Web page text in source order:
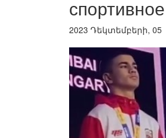
2023 Դեկտեմբերի, 05